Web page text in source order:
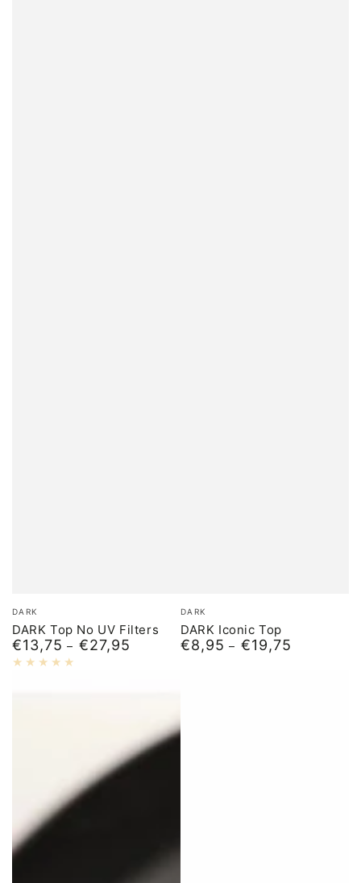
Merk:
DARK
DARK Top No UV Filters
Normale
prijs
€13,75 €27,95
Merk:
DARK
DARK Iconic Top
Normale
€8,95 €19,75